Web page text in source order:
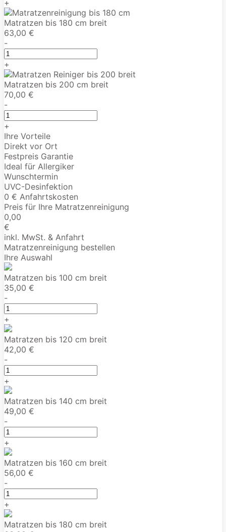
+
Matratzen bis 180 cm breit
63,00 €
-
+
Matratzen bis 200 cm breit
70,00 €
-
+
Ihre Vorteile
Direkt vor Ort
Festpreis Garantie
Ideal für Allergiker
Wunschtermin
UVC-Desinfektion
0 € Anfahrtskosten
Preis für Ihre Matratzenreinigung
0,00
€
inkl. MwSt. & Anfahrt
Matratzenreinigung bestellen
Ihre Auswahl
Matratzen bis 100 cm breit
35,00 €
-
+
Matratzen bis 120 cm breit
42,00 €
-
+
Matratzen bis 140 cm breit
49,00 €
-
+
Matratzen bis 160 cm breit
56,00 €
-
+
Matratzen bis 180 cm breit